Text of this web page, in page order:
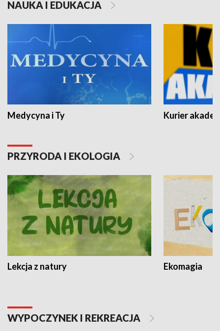
NAUKA I EDUKACJA
Medycyna i Ty Kurier
PRZYRODA I EKOLOGIA
Lekcja z natury Ekomagia
WYPOCZYNEK I REKREACJA